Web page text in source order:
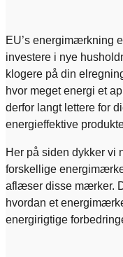
EU’s energimærkning
investere i nye
klogere på din
hvor meget energi et
derfor langt lettere for
energieffektive
Her på siden dykker vi
forskellige
aflæser disse mærker.
hvordan et
energirigtige